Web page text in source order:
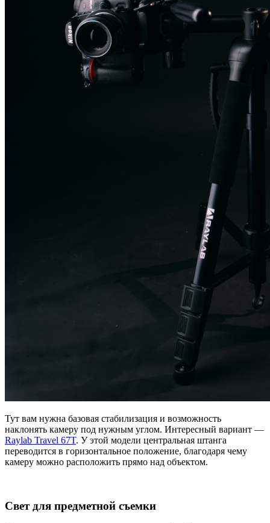
Тут вам нужна базовая стабилизация и возможность
наклонять камеру под нужным углом. Интересный вариант —
Raylab Travel 67T. У этой модели центральная штанга
переводится в горизонтальное положение, благодаря чему
камеру можно расположить прямо над объектом.
Свет для предметной съемки